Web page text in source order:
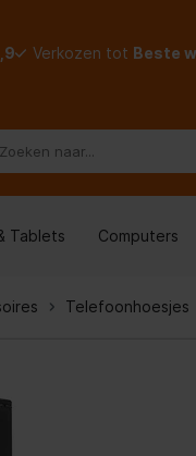
Verkozen tot Beste
Tablets Computers
Telefoonhoesjes